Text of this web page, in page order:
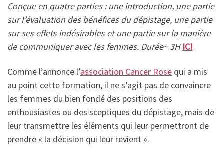
Conçue en quatre parties : une introduction, une partie
sur l’évaluation des bénéfices du dépistage, une partie
sur ses effets indésirables et une partie sur la manière
de communiquer avec les femmes. Durée~ 3H ICI
Comme l’annonce l’association Cancer Rose qui a mis
au point cette formation, il ne s’agit pas de convaincre
les femmes du bien fondé des positions des
enthousiastes ou des sceptiques du dépistage, mais de
leur transmettre les éléments qui leur permettront de
prendre « la décision qui leur revient ».